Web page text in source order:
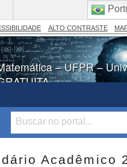
Acesso
ALTO CONTRASTE
– UFPR –
Acadêmico